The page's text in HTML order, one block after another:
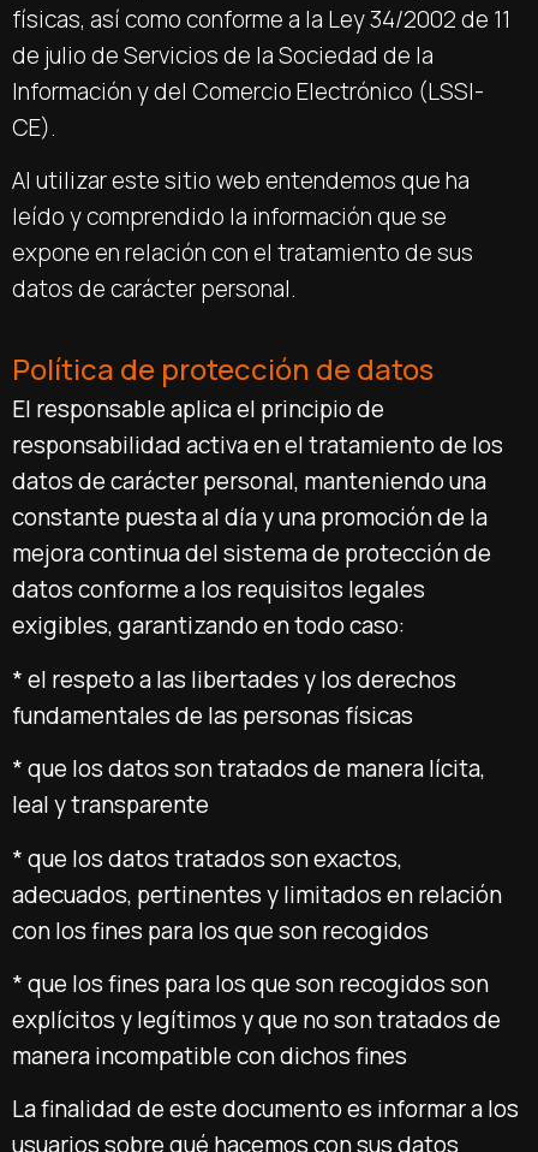
físicas, así como conforme a la Ley 34/2002 de 11
de julio de Servicios de la Sociedad de la
Información y del Comercio Electrónico (LSSI-
CE).
Al utilizar este sitio web entendemos que ha
leído y comprendido la información que se
expone en relación con el tratamiento de sus
datos de carácter personal.
Política de protección de datos
El responsable aplica el principio de
responsabilidad activa en el tratamiento de los
datos de carácter personal, manteniendo una
constante puesta al día y una promoción de la
mejora continua del sistema de protección de
datos conforme a los requisitos legales
exigibles, garantizando en todo caso:
* el respeto a las libertades y los derechos
fundamentales de las personas físicas
* que los datos son tratados de manera lícita,
leal y transparente
* que los datos tratados son exactos,
adecuados, pertinentes y limitados en relación
con los fines para los que son recogidos
* que los fines para los que son recogidos son
explícitos y legítimos y que no son tratados de
manera incompatible con dichos fines
La finalidad de este documento es informar a los
usuarios sobre qué hacemos con sus datos